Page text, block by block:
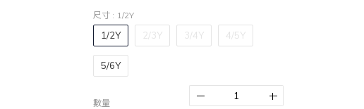
尺寸 : 1/2Y
1/2Y 2/3Y 3/4Y 4/5Y
5/6Y
數量